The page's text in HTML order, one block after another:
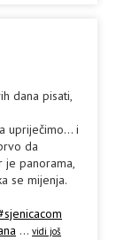
dana pisati,
upriječimo... i
da
panorama,
se mijenja.
... vidi još